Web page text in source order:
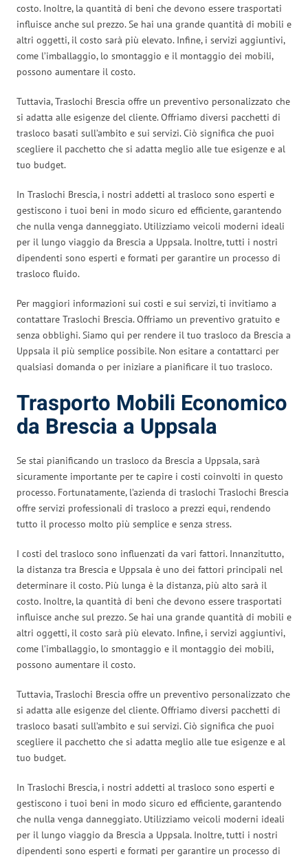
costo. Inoltre, la quantità di beni che devono essere trasportati
influisce anche sul prezzo. Se hai una grande quantità di mobili e
altri oggetti, il costo sarà più elevato. Infine, i servizi aggiuntivi,
come l’imballaggio, lo smontaggio e il montaggio dei mobili,
possono aumentare il costo.
Tuttavia, Traslochi Brescia offre un preventivo personalizzato che
si adatta alle esigenze del cliente. Offriamo diversi pacchetti di
trasloco basati sull’ambito e sui servizi. Ciò significa che puoi
scegliere il pacchetto che si adatta meglio alle tue esigenze e al
tuo budget.
In Traslochi Brescia, i nostri addetti al trasloco sono esperti e
gestiscono i tuoi beni in modo sicuro ed efficiente, garantendo
che nulla venga danneggiato. Utilizziamo veicoli moderni ideali
per il lungo viaggio da Brescia a Uppsala. Inoltre, tutti i nostri
dipendenti sono esperti e formati per garantire un processo di
trasloco fluido.
Per maggiori informazioni sui costi e sui servizi, ti invitiamo a
contattare Traslochi Brescia. Offriamo un preventivo gratuito e
senza obblighi. Siamo qui per rendere il tuo trasloco da Brescia a
Uppsala il più semplice possibile. Non esitare a contattarci per
qualsiasi domanda o per iniziare a pianificare il tuo trasloco.
Trasporto Mobili Economico
da Brescia a Uppsala
Se stai pianificando un trasloco da Brescia a Uppsala, sarà
sicuramente importante per te capire i costi coinvolti in questo
processo. Fortunatamente, l’azienda di traslochi Traslochi Brescia
offre servizi professionali di trasloco a prezzi equi, rendendo
tutto il processo molto più semplice e senza stress.
I costi del trasloco sono influenzati da vari fattori. Innanzitutto,
la distanza tra Brescia e Uppsala è uno dei fattori principali nel
determinare il costo. Più lunga è la distanza, più alto sarà il
costo. Inoltre, la quantità di beni che devono essere trasportati
influisce anche sul prezzo. Se hai una grande quantità di mobili e
altri oggetti, il costo sarà più elevato. Infine, i servizi aggiuntivi,
come l’imballaggio, lo smontaggio e il montaggio dei mobili,
possono aumentare il costo.
Tuttavia, Traslochi Brescia offre un preventivo personalizzato che
si adatta alle esigenze del cliente. Offriamo diversi pacchetti di
trasloco basati sull’ambito e sui servizi. Ciò significa che puoi
scegliere il pacchetto che si adatta meglio alle tue esigenze e al
tuo budget.
In Traslochi Brescia, i nostri addetti al trasloco sono esperti e
gestiscono i tuoi beni in modo sicuro ed efficiente, garantendo
che nulla venga danneggiato. Utilizziamo veicoli moderni ideali
per il lungo viaggio da Brescia a Uppsala. Inoltre, tutti i nostri
dipendenti sono esperti e formati per garantire un processo di